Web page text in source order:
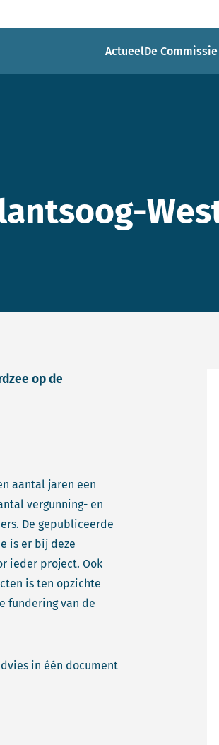
ActueelDe
op de
aantal jaren een
vergunning- en
De gepubliceerde
is er bij deze
ieder project. Ook
is ten opzichte
fundering van de
in één document